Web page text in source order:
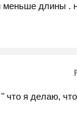
меньше длины .
что я делаю,